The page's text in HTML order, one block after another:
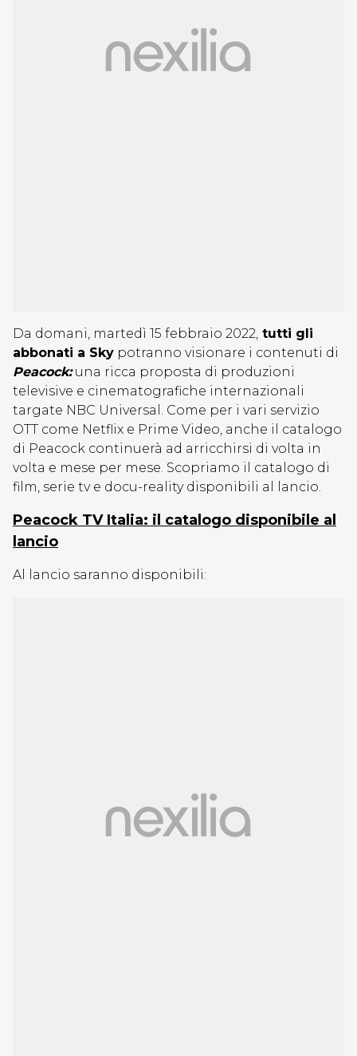
Da domani, martedì 15 febbraio 2022, tutti gli
abbonati a Sky potranno visionare i contenuti di
Peacock:una ricca proposta di produzioni
televisive e cinematografiche internazionali
targate NBC Universal. Come per i vari servizio
OTT come Netflix e Prime Video, anche il catalogo
di Peacock continuerà ad arricchirsi di volta in
volta e mese per mese. Scopriamo il catalogo di
film, serie tv e docu-reality disponibili al lancio.
Peacock TV Italia: il catalogo disponibile al
lancio
Al lancio saranno disponibili: